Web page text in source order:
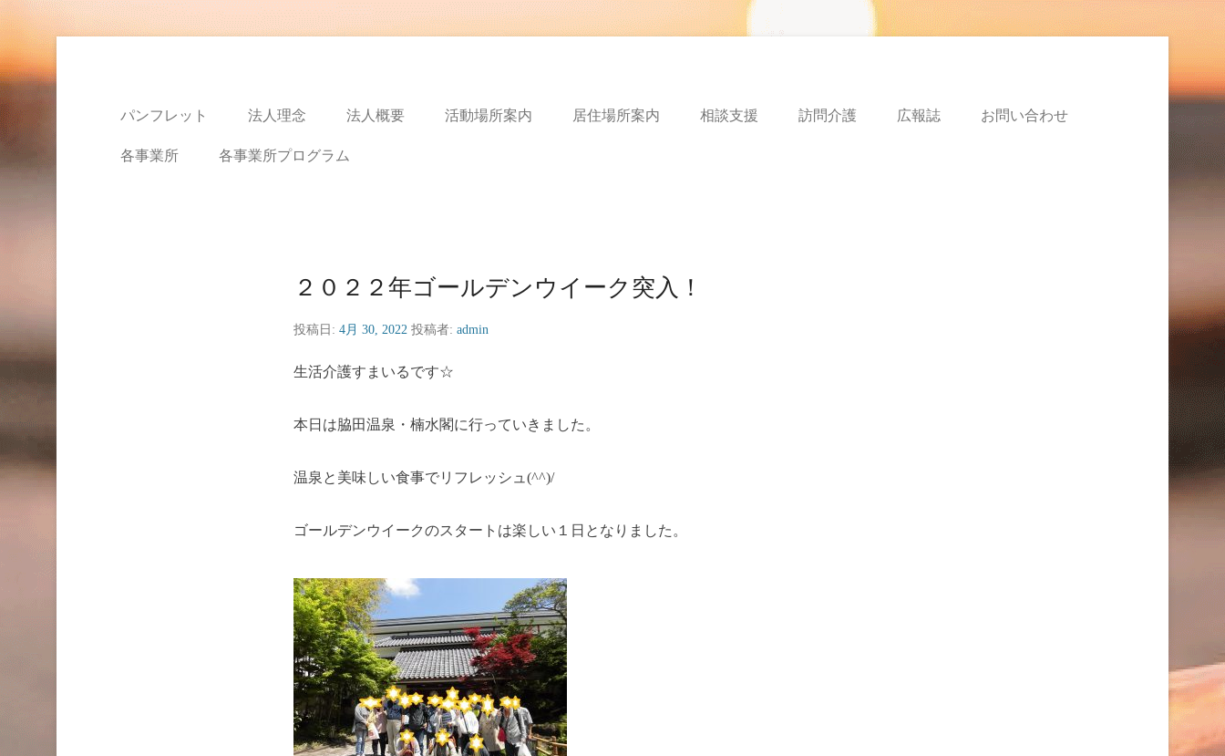
パンフレット 法人理念 法人概要 活動場所案内 居住場所案内 相談支援 訪問介護 広報誌 お問い合わせ
各事業所 各事業所プログラム
２０２２年ゴールデンウイーク突入！
投稿日: 4月 30, 2022 投稿者: admin
生活介護すまいるです☆
本日は脇田温泉・楠水閣に行っていきました。
温泉と美味しい食事でリフレッシュ(^^)/
ゴールデンウイークのスタートは楽しい１日となりました。